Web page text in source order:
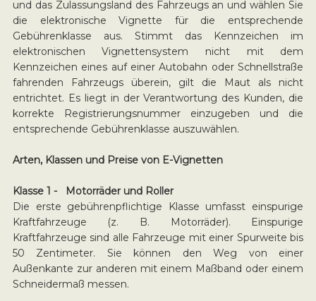
und das Zulassungsland des Fahrzeugs an und wählen Sie
die elektronische Vignette für die entsprechende
Gebührenklasse aus. Stimmt das Kennzeichen im
elektronischen Vignettensystem nicht mit dem
Kennzeichen eines auf einer Autobahn oder Schnellstraße
fahrenden Fahrzeugs überein, gilt die Maut als nicht
entrichtet. Es liegt in der Verantwortung des Kunden, die
korrekte Registrierungsnummer einzugeben und die
entsprechende Gebührenklasse auszuwählen.
Arten, Klassen und Preise von E-Vignetten
Klasse 1 - Motorräder und Roller
Die erste gebührenpflichtige Klasse umfasst einspurige
Kraftfahrzeuge (z. B. Motorräder). Einspurige
Kraftfahrzeuge sind alle Fahrzeuge mit einer Spurweite bis
50 Zentimeter. Sie können den Weg von einer
Außenkante zur anderen mit einem Maßband oder einem
Schneidermaß messen.